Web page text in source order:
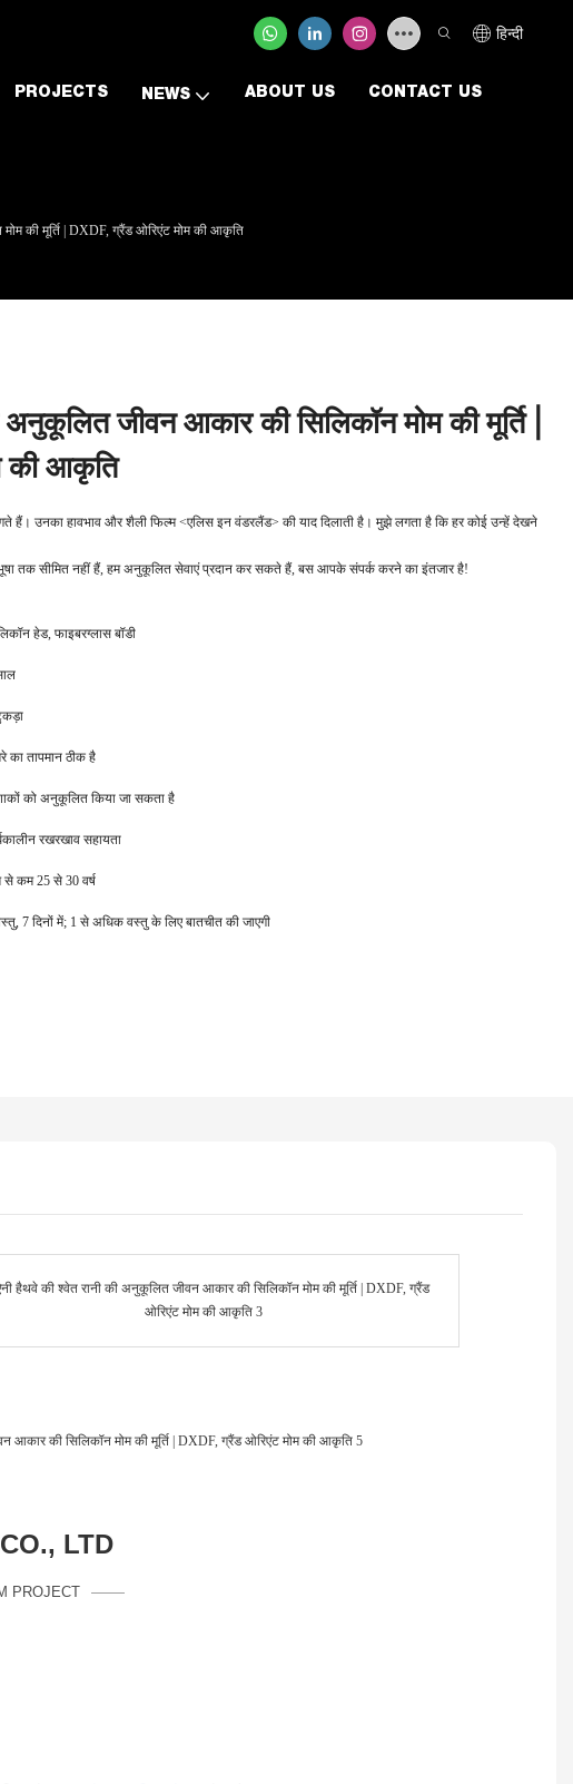
हिन्दी
PROJECTS NEWS ABOUT US CONTACT US
की मूर्ति | DXDF, ग्रैंड ओरिएंट मोम की आकृति
जीवन आकार की सिलिकॉन मोम की मूर्ति |
की आकृति
हैं। उनका हावभाव और शैली फिल्म <एलिस इन वंडरलैंड> की याद दिलाती है। मुझे लगता है कि हर कोई उन्हें देखने
वेशभूषा तक सीमित नहीं हैं, हम अनुकूलित सेवाएं प्रदान कर सकते हैं, बस आपके संपर्क करने का इंतजार है!
हेड, फाइबरग्लास बॉडी
का तापमान ठीक है
को अनुकूलित किया जा सकता है
रखरखाव सहायता
कम 25 से 30 वर्ष
7 दिनों में; 1 से अधिक वस्तु के लिए बातचीत की जाएगी
LTD
PROJECT